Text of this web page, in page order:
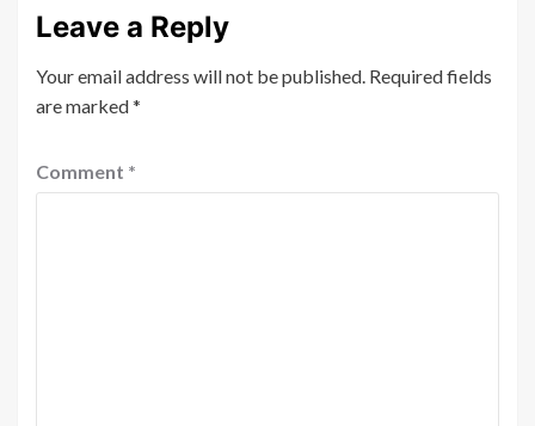
Leave a Reply
Your email address will not be published. Required fields
are marked*
Comment *